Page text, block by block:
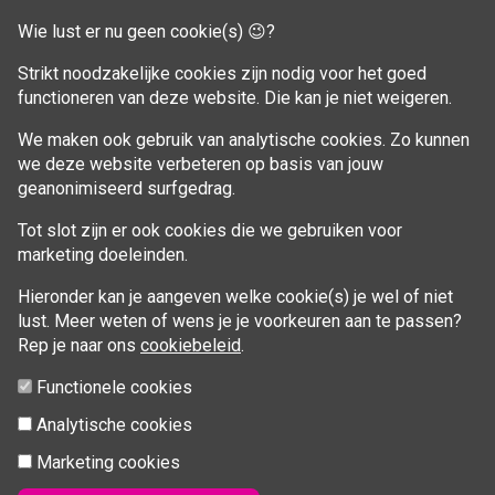
Wie lust er nu geen cookie(s) 😉?
Strikt noodzakelijke cookies zijn nodig voor het goed
functioneren van deze website. Die kan je niet weigeren.
We maken ook gebruik van analytische cookies. Zo kunnen
we deze website verbeteren op basis van jouw
geanonimiseerd surfgedrag.
Tot slot zijn er ook cookies die we gebruiken voor
marketing doeleinden.
Hieronder kan je aangeven welke cookie(s) je wel of niet
lust. Meer weten of wens je je voorkeuren aan te passen?
Rep je naar ons cookiebeleid.
Functionele cookies
Analytische cookies
Marketing cookies
Aankoop beheren
VOLG MIJ
Facebook
© 2026 Fitcoach Sofie | Sportsessies regio Brugge |
info@fitcoachsofie.be | Powered by